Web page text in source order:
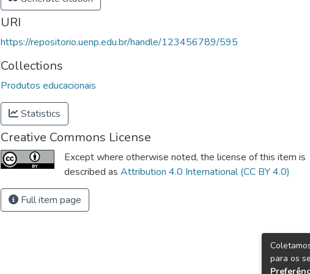
URI
https://repositorio.uenp.edu.br/handle/123456789/595
Collections
Produtos educacionais
Statistics
Creative Commons License
Except where otherwise noted, the license of this item is
described as Attribution 4.0 International (CC BY 4.0)
Full item page
para os